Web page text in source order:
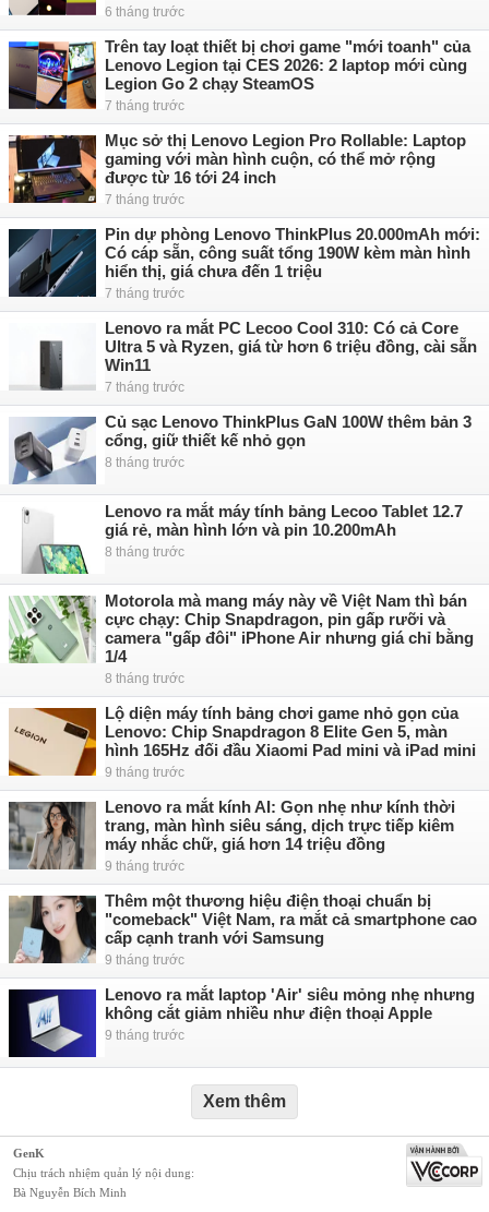
6 tháng trước
Trên tay loạt thiết bị chơi game "mới toanh" của
Lenovo Legion tại CES 2026: 2 laptop mới cùng
Legion Go 2 chạy SteamOS
7 tháng trước
Mục sở thị Lenovo Legion Pro Rollable: Laptop
gaming với màn hình cuộn, có thể mở rộng
được từ 16 tới 24 inch
7 tháng trước
Pin dự phòng Lenovo ThinkPlus 20.000mAh mới:
Có cáp sẵn, công suất tổng 190W kèm màn hình
hiển thị, giá chưa đến 1 triệu
7 tháng trước
Lenovo ra mắt PC Lecoo Cool 310: Có cả Core
Ultra 5 và Ryzen, giá từ hơn 6 triệu đồng, cài sẵn
Win11
7 tháng trước
Củ sạc Lenovo ThinkPlus GaN 100W thêm bản 3
cổng, giữ thiết kế nhỏ gọn
8 tháng trước
Lenovo ra mắt máy tính bảng Lecoo Tablet 12.7
giá rẻ, màn hình lớn và pin 10.200mAh
8 tháng trước
Motorola mà mang máy này về Việt Nam thì bán
cực chạy: Chip Snapdragon, pin gấp rưỡi và
camera "gấp đôi" iPhone Air nhưng giá chỉ bằng
1/4
8 tháng trước
Lộ diện máy tính bảng chơi game nhỏ gọn của
Lenovo: Chip Snapdragon 8 Elite Gen 5, màn
hình 165Hz đối đầu Xiaomi Pad mini và iPad mini
9 tháng trước
Lenovo ra mắt kính AI: Gọn nhẹ như kính thời
trang, màn hình siêu sáng, dịch trực tiếp kiêm
máy nhắc chữ, giá hơn 14 triệu đồng
9 tháng trước
Thêm một thương hiệu điện thoại chuẩn bị
"comeback" Việt Nam, ra mắt cả smartphone cao
cấp cạnh tranh với Samsung
9 tháng trước
Lenovo ra mắt laptop 'Air' siêu mỏng nhẹ nhưng
không cắt giảm nhiều như điện thoại Apple
9 tháng trước
Xem thêm
GenK
Chịu trách nhiệm quản lý nội dung:
Bà Nguyễn Bích Minh